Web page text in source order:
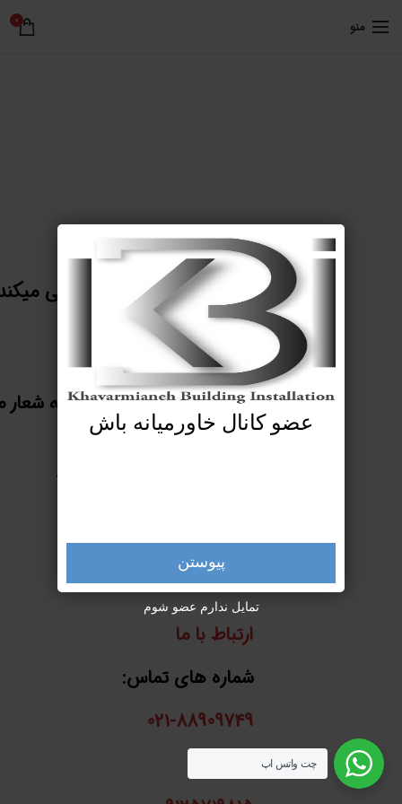
منو 0
درباره ما
ملزومات ساختمانی خاورمیانه سعی
محصولات را با نهایت
کیفیت به مشتریان ارائه نماید.
ارائه خدمات پیشتاز امضا بزرگی به شعار
خاورمیانه یعنی
“ما باهم خواهیم ساخت” میباشد.
ارتباط با ما
شماره های تماس:
021-88909749
عضو کانال خاورمیانه باش
پیوستن
تمایل ندارم عضو شوم
چت واتس اپ